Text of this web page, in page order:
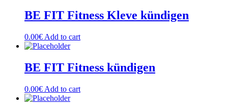
BE FIT Fitness Kleve kündigen
0.00€ Add to cart
BE FIT Fitness kündigen
0.00€ Add to cart